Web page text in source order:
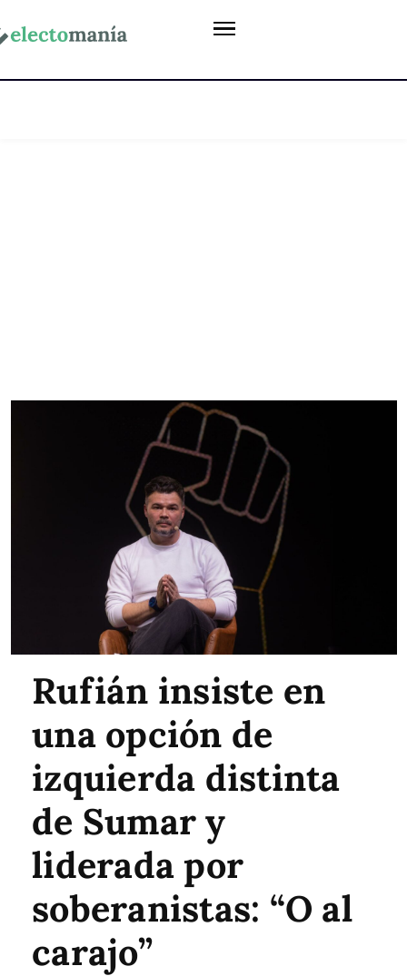
Rufián insiste en
una opción de
izquierda distinta
de Sumar y
liderada por
soberanistas: “O al
carajo”